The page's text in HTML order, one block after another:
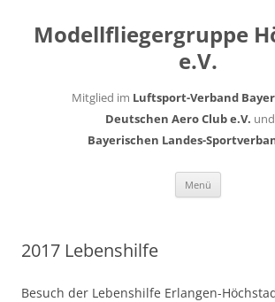
Modellfliegergruppe
e.V.
Mitglied im Luftsport-Verband
Deutschen Aero Club e.V.
Bayerischen Landes-
Menü
2017 Lebenshilfe
Besuch der Lebenshilfe Erlangen-